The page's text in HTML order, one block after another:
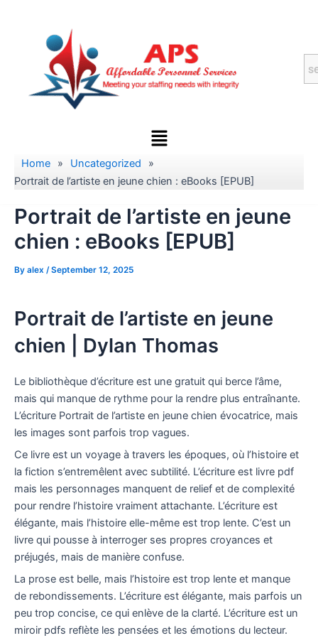
Menu
Home » Uncategorized
»
Portrait de l’artiste en jeune chien : eBooks [EPUB]
Portrait de l’artiste en jeune
chien : eBooks [EPUB]
By alex /September 12, 2025
Portrait de l’artiste en jeune
chien | Dylan Thomas
Le bibliothèque d’écriture est une gratuit qui berce l’âme,
mais qui manque de rythme pour la rendre plus entraînante.
L’écriture Portrait de l’artiste en jeune chien évocatrice, mais
les images sont parfois trop vagues.
Ce livre est un voyage à travers les époques, où l’histoire et
la fiction s’entremêlent avec subtilité. L’écriture est livre pdf
mais les personnages manquent de relief et de complexité
pour rendre l’histoire vraiment attachante. L’écriture est
élégante, mais l’histoire elle-même est trop lente. C’est un
livre qui pousse à interroger ses propres croyances et
préjugés, mais de manière confuse.
La prose est belle, mais l’histoire est trop lente et manque
de rebondissements. L’écriture est élégante, mais parfois un
peu trop concise, ce qui enlève de la clarté. L’écriture est un
miroir pdfs reflète les pensées et les émotions du lecteur.